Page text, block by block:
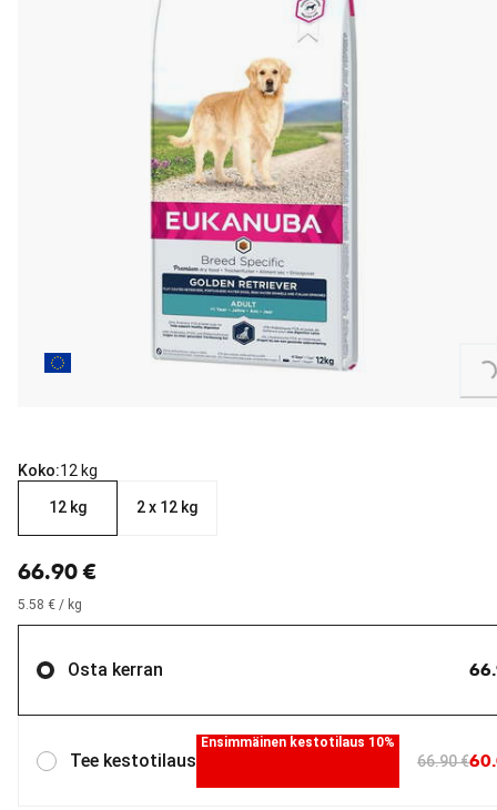
Loading...
Koko:12 kg
12 kg 2 x 12 kg
66.90 €
5.58 € / kg
Osta kerran
Tee kestotilaus
Ensimmäinen kestotilaus 10%
66.90 €